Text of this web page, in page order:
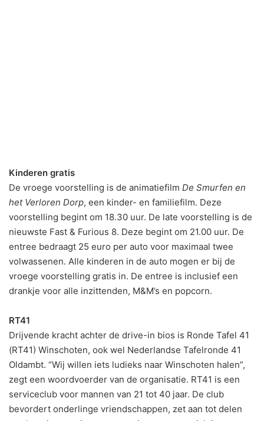
Kinderen gratis
De vroege voorstelling is de animatiefilm De Smurfen en
het Verloren Dorp, een kinder- en familiefilm. Deze
voorstelling begint om 18.30 uur. De late voorstelling is de
nieuwste Fast & Furious 8. Deze begint om 21.00 uur. De
entree bedraagt 25 euro per auto voor maximaal twee
volwassenen. Alle kinderen in de auto mogen er bij de
vroege voorstelling gratis in. De entree is inclusief een
drankje voor alle inzittenden, M&M’s en popcorn.
RT41
Drijvende kracht achter de drive-in bios is Ronde Tafel 41
(RT41) Winschoten, ook wel Nederlandse Tafelronde 41
Oldambt. “Wij willen iets ludieks naar Winschoten halen”,
zegt een woordvoerder van de organisatie. RT41 is een
serviceclub voor mannen van 21 tot 40 jaar. De club
bevordert onderlinge vriendschappen, zet aan tot delen